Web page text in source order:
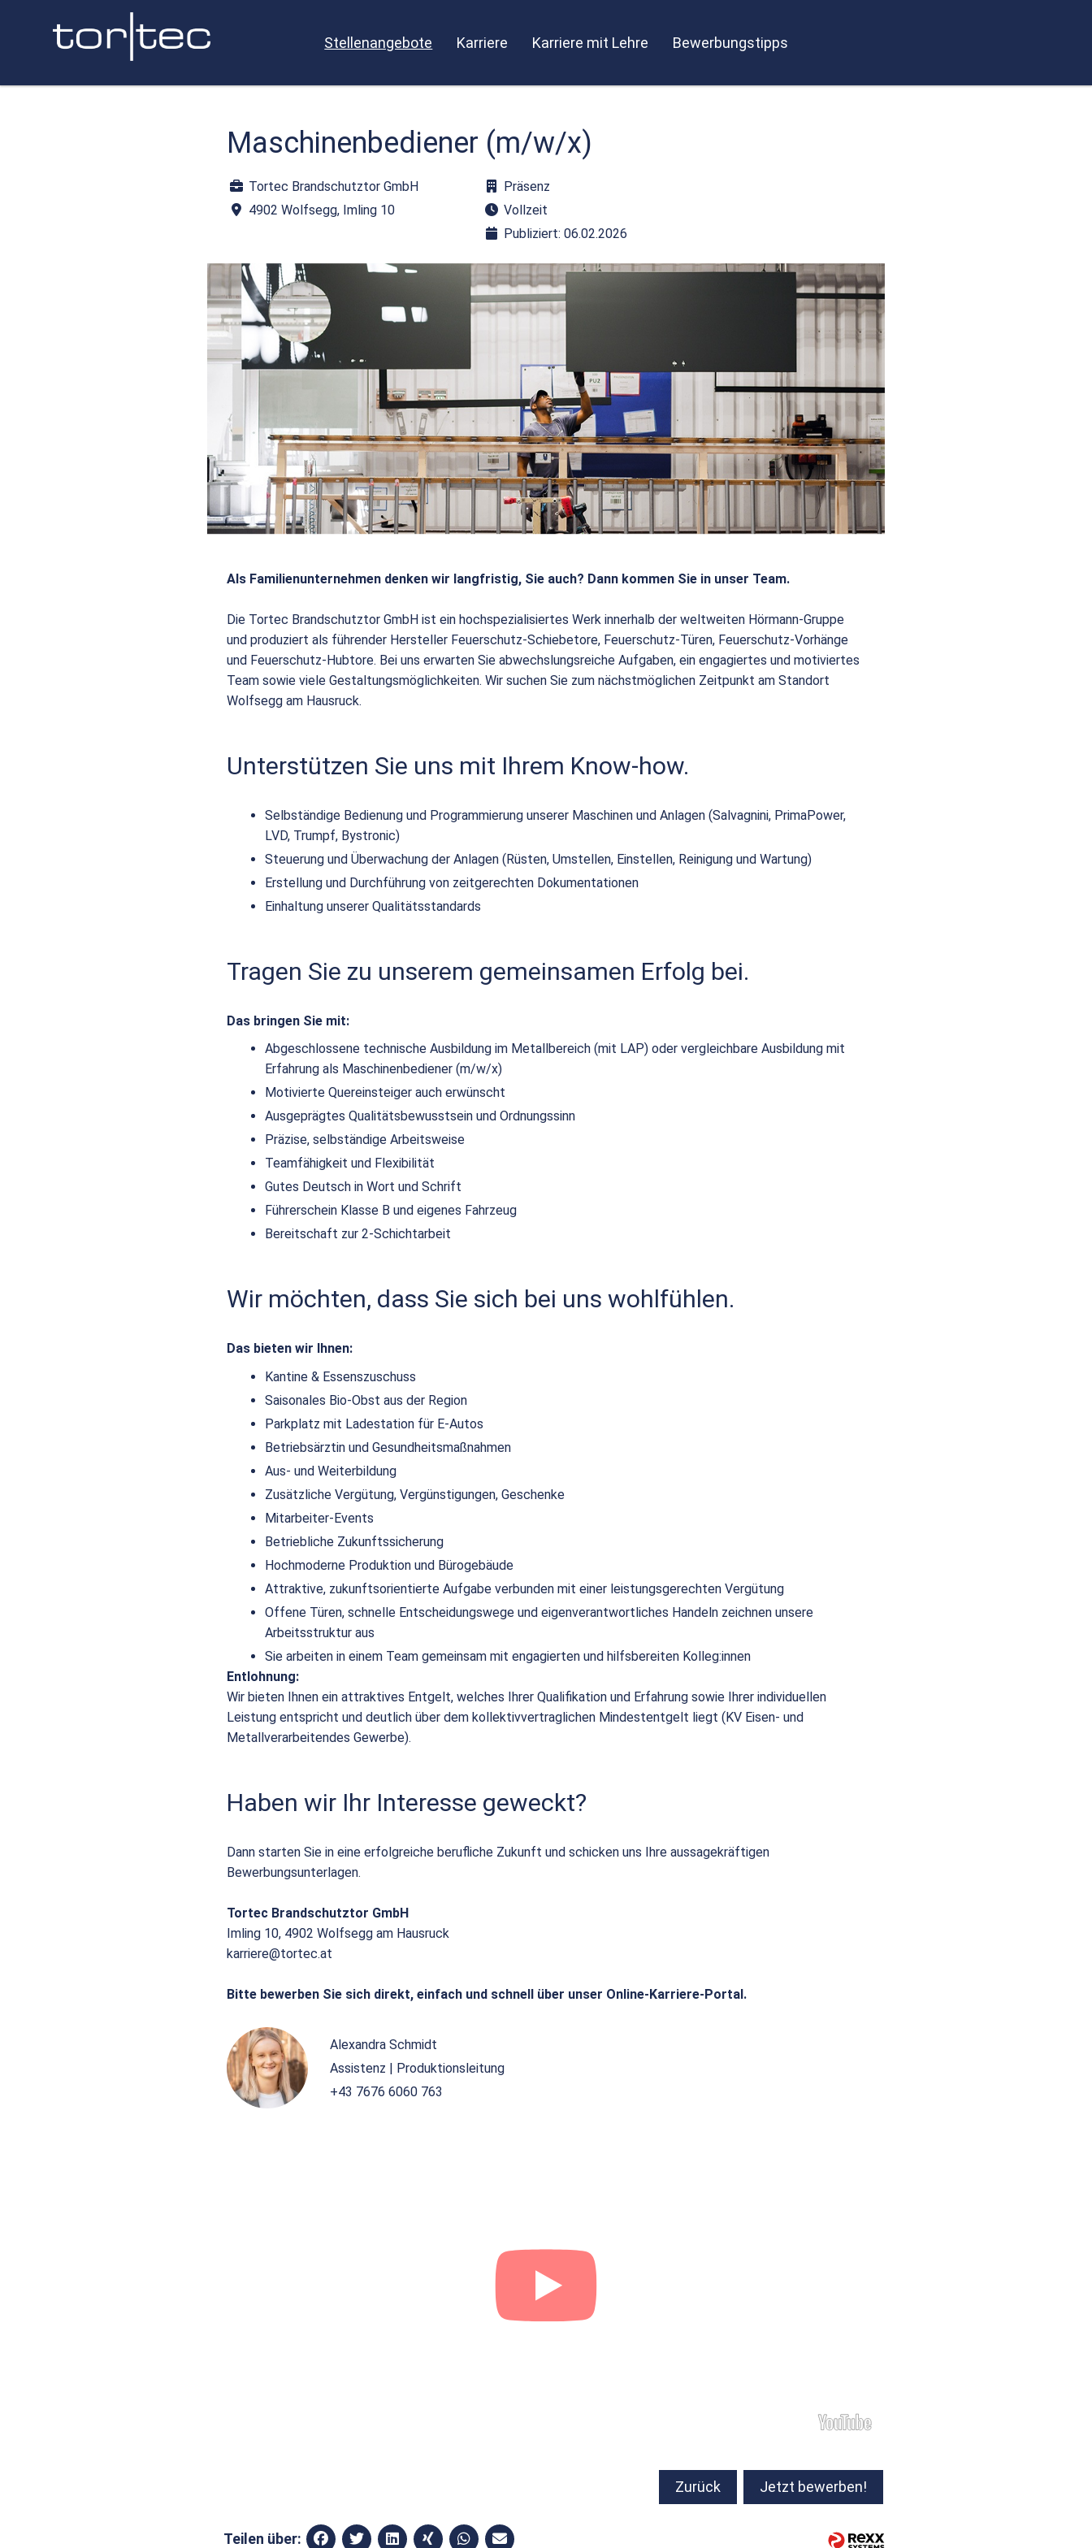
Stellenangebote Karriere Karriere mit Lehre Bewerbungstipps
Maschinenbediener (m/w/x)
Tortec Brandschutztor GmbH
4902 Wolfsegg, Imling 10
Präsenz
Vollzeit
Publiziert: 06.02.2026
Als Familienunternehmen denken wir langfristig, Sie auch? Dann kommen Sie in unser Team.
Die Tortec Brandschutztor GmbH ist ein hochspezialisiertes Werk innerhalb der weltweiten Hörmann-Gruppe
und produziert als führender Hersteller Feuerschutz-Schiebetore, Feuerschutz-Türen, Feuerschutz-Vorhänge
und Feuerschutz-Hubtore. Bei uns erwarten Sie abwechslungsreiche Aufgaben, ein engagiertes und motiviertes
Team sowie viele Gestaltungsmöglichkeiten. Wir suchen Sie zum nächstmöglichen Zeitpunkt am Standort
Wolfsegg am Hausruck.
Unterstützen Sie uns mit Ihrem Know-how.
Selbständige Bedienung und Programmierung unserer Maschinen und Anlagen (Salvagnini, PrimaPower,
LVD, Trumpf, Bystronic)
Steuerung und Überwachung der Anlagen (Rüsten, Umstellen, Einstellen, Reinigung und Wartung)
Erstellung und Durchführung von zeitgerechten Dokumentationen
Einhaltung unserer Qualitätsstandards
Tragen Sie zu unserem gemeinsamen Erfolg bei.
Das bringen Sie mit:
Abgeschlossene technische Ausbildung im Metallbereich (mit LAP) oder vergleichbare Ausbildung mit
Erfahrung als Maschinenbediener (m/w/x)
Motivierte Quereinsteiger auch erwünscht
Ausgeprägtes Qualitätsbewusstsein und Ordnungssinn
Präzise, selbständige Arbeitsweise
Teamfähigkeit und Flexibilität
Gutes Deutsch in Wort und Schrift
Führerschein Klasse B und eigenes Fahrzeug
Bereitschaft zur 2-Schichtarbeit
Wir möchten, dass Sie sich bei uns wohlfühlen.
Das bieten wir Ihnen:
Kantine & Essenszuschuss
Saisonales Bio-Obst aus der Region
Parkplatz mit Ladestation für E-Autos
Betriebsärztin und Gesundheitsmaßnahmen
Aus- und Weiterbildung
Zusätzliche Vergütung, Vergünstigungen, Geschenke
Mitarbeiter-Events
Betriebliche Zukunftssicherung
Hochmoderne Produktion und Bürogebäude
Attraktive, zukunftsorientierte Aufgabe verbunden mit einer leistungsgerechten Vergütung
Offene Türen, schnelle Entscheidungswege und eigenverantwortliches Handeln zeichnen unsere
Arbeitsstruktur aus
Sie arbeiten in einem Team gemeinsam mit engagierten und hilfsbereiten Kolleg:innen
Entlohnung:
Wir bieten Ihnen ein attraktives Entgelt, welches Ihrer Qualifikation und Erfahrung sowie Ihrer individuellen
Leistung entspricht und deutlich über dem kollektivvertraglichen Mindestentgelt liegt (KV Eisen- und
Metallverarbeitendes Gewerbe).
Haben wir Ihr Interesse geweckt?
Dann starten Sie in eine erfolgreiche berufliche Zukunft und schicken uns Ihre aussagekräftigen
Bewerbungsunterlagen.
Tortec Brandschutztor GmbH
Imling 10, 4902 Wolfsegg am Hausruck
karriere@tortec.at
Bitte bewerben Sie sich direkt, einfach und schnell über unser Online-Karriere-Portal.
Alexandra Schmidt
Assistenz | Produktionsleitung
+43 7676 6060 763
Zurück Jetzt bewerben!
Teilen über: